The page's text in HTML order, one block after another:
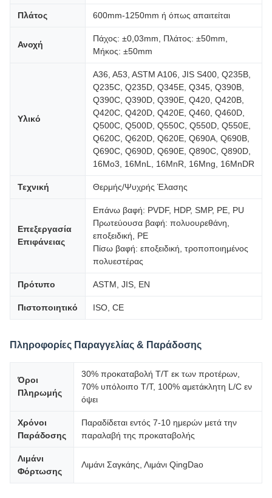
Πλάτος 600mm-1250mm ή όπως απαιτείται
Ανοχή
Πάχος: ±0,03mm, Πλάτος: ±50mm,
Μήκος: ±50mm
Υλικό
A36, A53, ASTM A106, JIS S400, Q235B,
Q235C, Q235D, Q345E, Q345, Q390B,
Q390C, Q390D, Q390E, Q420, Q420B,
Q420C, Q420D, Q420E, Q460, Q460D,
Q500C, Q500D, Q550C, Q550D, Q550E,
Q620C, Q620D, Q620E, Q690A, Q690B,
Q690C, Q690D, Q690E, Q890C, Q890D,
16Mo3, 16MnL, 16MnR, 16Mng, 16MnDR
Τεχνική Θερμής/Ψυχρής Έλασης
Επεξεργασία
Επιφάνειας
Επάνω βαφή: PVDF, HDP, SMP, PE, PU
Πρωτεύουσα βαφή: πολυουρεθάνη,
εποξειδική, PE
Πίσω βαφή: εποξειδική, τροποποιημένος
πολυεστέρας
Πρότυπο ASTM, JIS, EN
Πιστοποιητικό ISO, CE
Πληροφορίες Παραγγελίας & Παράδοσης
Όροι
Πληρωμής
30% προκαταβολή T/T εκ των προτέρων,
70% υπόλοιπο T/T, 100% αμετάκλητη L/C εν
όψει
Χρόνοι
Παράδοσης
Παραδίδεται εντός 7-10 ημερών μετά την
παραλαβή της προκαταβολής
Λιμάνι
Φόρτωσης
Λιμάνι Σαγκάης, Λιμάνι QingDao